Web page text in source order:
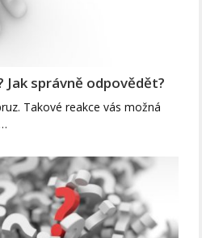
Jak správně odpovědět?
Takové reakce vás možná